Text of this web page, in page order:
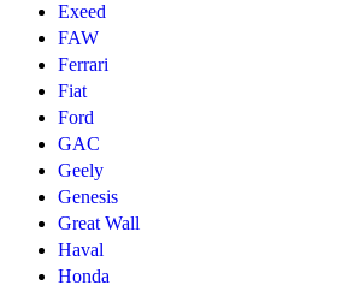
Exeed
FAW
Ferrari
Fiat
Ford
GAC
Geely
Genesis
Great Wall
Haval
Honda